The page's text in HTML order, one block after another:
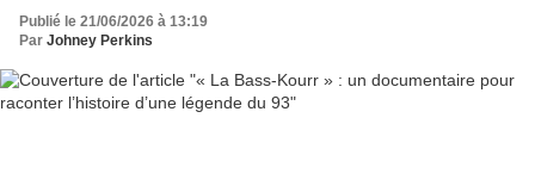
Publié le 21/06/2026 à 13:19
Par Johney Perkins